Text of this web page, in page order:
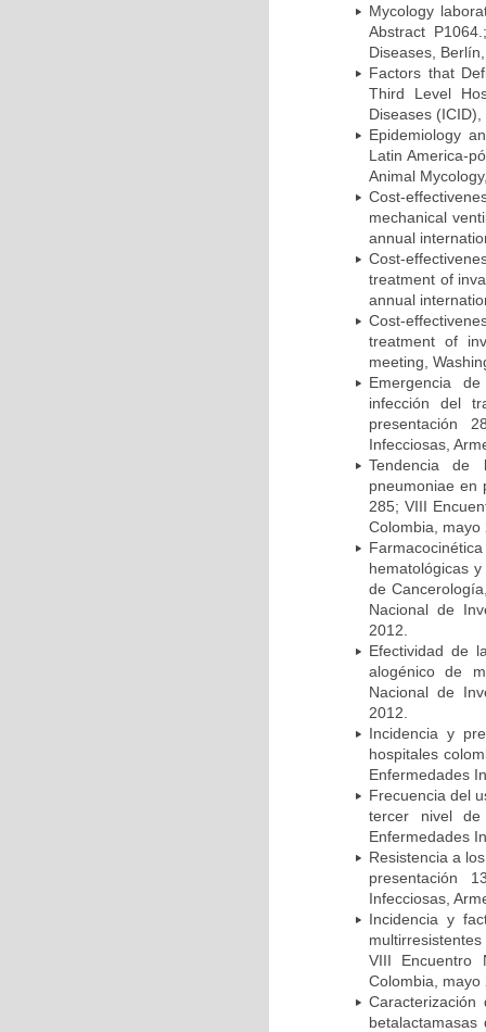
Mycology
Abstract
Diseases,
Factors that
Third Level
Diseases
Epidemiology
Latin America-
Animal
Cost-
mechanical
annual
Cost-
treatment of
annual
Cost-
treatment of
meeting,
Emergencia
infección del
presentación
Infecciosas,
Tendencia de
pneumoniae en
285; VIII
Colombia, mayo
hematológicas
de
Nacional de
2012.
Efectividad de
alogénico de
Nacional de
2012.
Incidencia y
hospitales
Enfermedades
Frecuencia del
tercer nivel de
Enfermedades
Resistencia a
presentación
Infecciosas,
Incidencia y
VIII Encuentro
Colombia, mayo